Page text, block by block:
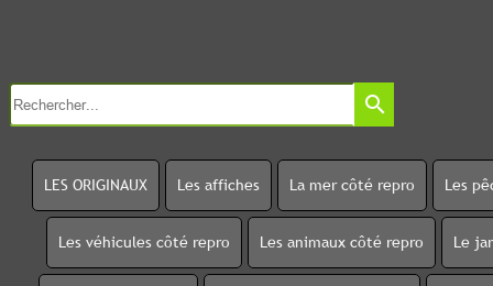
search
LES ORIGINAUX Les affiches La mer côté repro Les
Les véhicules côté repro Les animaux côté repro Le